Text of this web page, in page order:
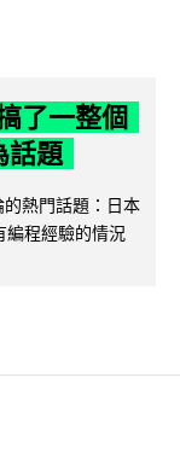
了一整個
話題
熱門話題：日本
編程經驗的情況